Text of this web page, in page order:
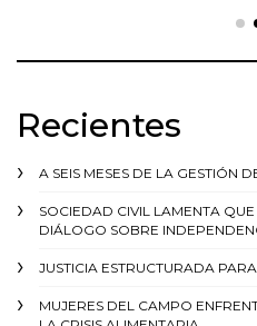
Recientes
A SEIS MESES DE LA GESTIÓN
SOCIEDAD CIVIL LAMENTA
DIÁLOGO SOBRE
JUSTICIA ESTRUCTURADA
MUJERES DEL CAMPO